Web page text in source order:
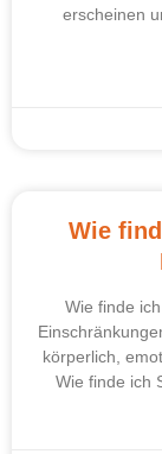
erscheinen
Wie
Wie finde
körperlich,
Wie finde ich